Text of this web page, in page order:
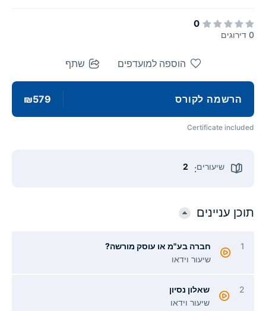
0
0 דירוגים
שיעורים:
2
הוספה למועדפים שתף
הרשמה לקורס ₪579
Certificate included
תוכן עניינים
1
חברה בע"מ או עוסק מורשה?
שיעור וידאו
2
שאלון נסיון
שיעור וידאו